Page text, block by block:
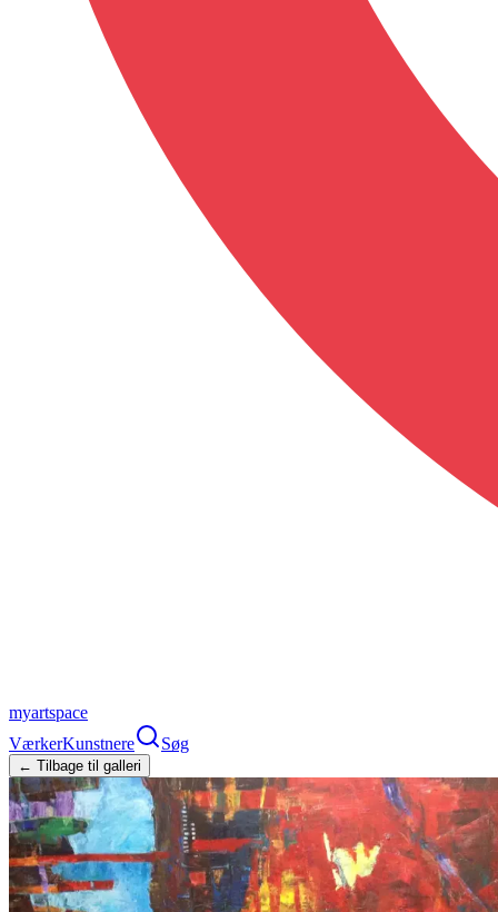
myartspace
VærkerKunstnere Søg
← Tilbage til galleri